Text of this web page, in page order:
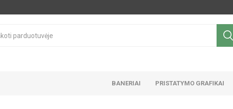
BANERIAI PRISTATYMO GRAFIKAI